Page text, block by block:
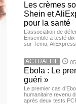
Les crèmes
Shein et
pour la santé
L’association de
Ensemble a testé
sur Temu,
ACTUALITE
Ebola : Le
guéri »
Le premier cas
humanitaire revenu
après deux tests